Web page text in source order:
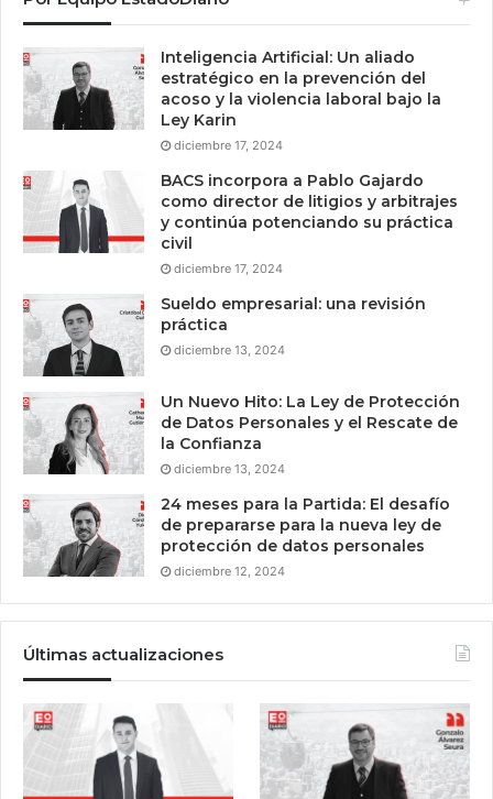
Inteligencia Artificial: Un aliado
estratégico en la prevención del
acoso y la violencia laboral bajo la
Ley Karin
diciembre 17, 2024
BACS incorpora a Pablo Gajardo
como director de litigios y arbitrajes
y continúa potenciando su práctica
civil
diciembre 17, 2024
Sueldo empresarial: una revisión
práctica
diciembre 13, 2024
Un Nuevo Hito: La Ley de Protección
de Datos Personales y el Rescate de
la Confianza
diciembre 13, 2024
24 meses para la Partida: El desafío
de prepararse para la nueva ley de
protección de datos personales
diciembre 12, 2024
Últimas actualizaciones